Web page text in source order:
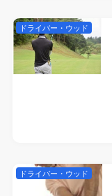
ドライバー・ウッド
ドライバー・ウッド